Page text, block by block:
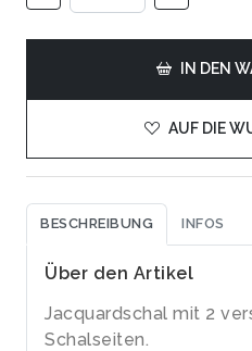
IN DEN
AUF DIE
BESCHREIBUNG INFOS
Über den Artikel
Jacquardschal mit 2
Schalseiten.